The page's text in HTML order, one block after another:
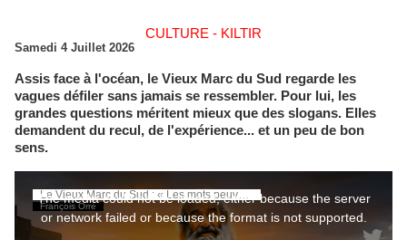
CULTURE - KILTIR
Samedi 4 Juillet 2026
Assis face à l'océan, le Vieux Marc du Sud regarde les
vagues défiler sans jamais se ressembler. Pour lui, les
grandes questions méritent mieux que des slogans. Elles
demandent du recul, de l'expérience... et un peu de bon
sens.